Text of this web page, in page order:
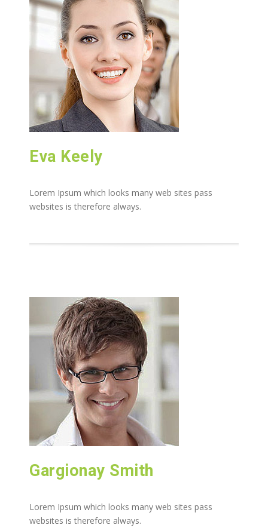
Eva Keely
Lorem Ipsum which looks many web sites pass
websites is therefore always.
Gargionay Smith
Lorem Ipsum which looks many web sites pass
websites is therefore always.